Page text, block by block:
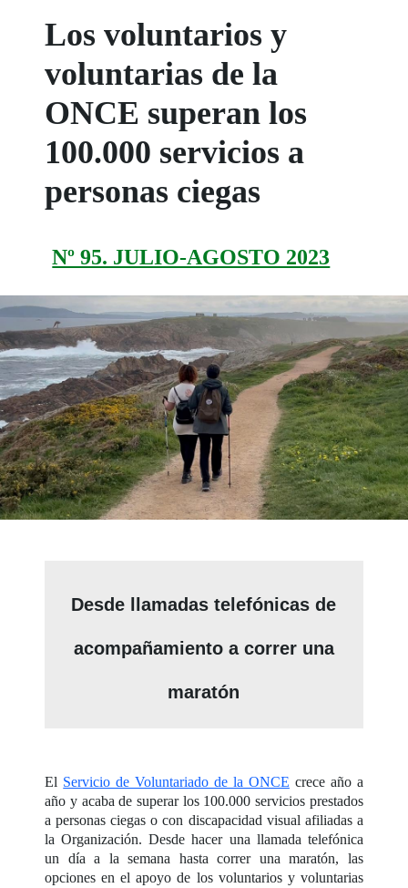
Los voluntarios y
voluntarias de la
ONCE superan los
100.000 servicios a
personas ciegas
Nº 95. JULIO-AGOSTO 2023
Desde llamadas telefónicas de
acompañamiento a correr una
maratón
El Servicio de Voluntariado de la ONCE crece año a
año y acaba de superar los 100.000 servicios prestados
a personas ciegas o con discapacidad visual afiliadas a
la Organización. Desde hacer una llamada telefónica
un día a la semana hasta correr una maratón, las
opciones en el apoyo de los voluntarios y voluntarias